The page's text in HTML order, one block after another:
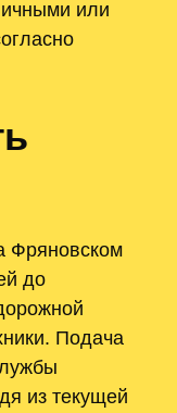
или
Фряновском
до
Подача
из текущей